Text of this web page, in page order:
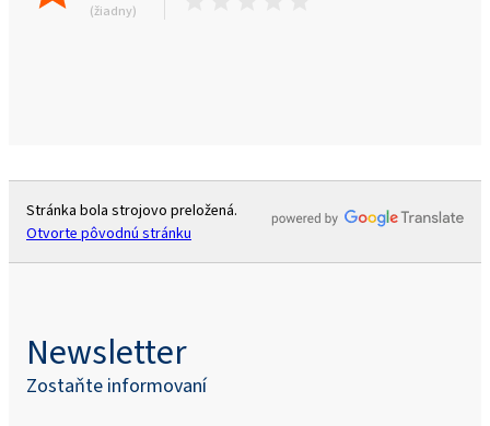
(žiadny)
Stránka bola strojovo preložená.
Otvorte pôvodnú stránku
Newsletter
Zostaňte informovaní